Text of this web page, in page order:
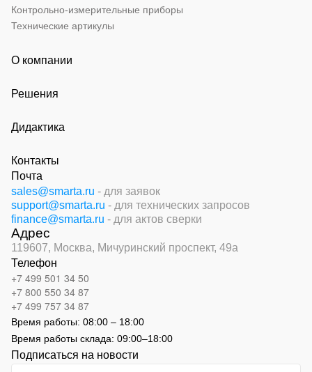
Контрольно-измерительные приборы
Технические артикулы
О компании
Решения
Дидактика
Контакты
Почта
sales@smarta.ru - для заявок
support@smarta.ru - для технических запросов
finance@smarta.ru - для актов сверки
Адрес
119607, Москва, Мичуринский проспект, 49а
Телефон
+7 499 501 34 50
+7 800 550 34 87
+7 499 757 34 87
Время работы: 08:00 – 18:00
Время работы склада: 09:00–18:00
Подписаться на новости